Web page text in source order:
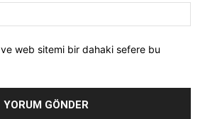
ve web sitemi bir dahaki sefere bu